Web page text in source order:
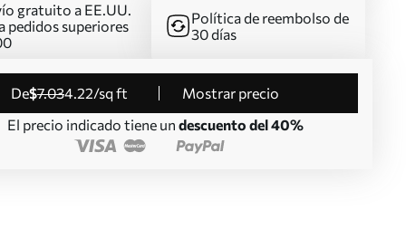
gratuito a EE.UU.
pedidos superiores
Política de reembolso de
30 días
de$7.034.22/sq ft
Mostrar precio
El precio indicado tiene un descuento del 40%